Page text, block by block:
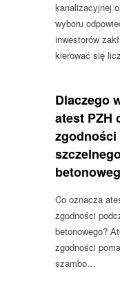
kanalizacyjnej
wyboru
inwestorów
kierować się
Dlaczego
atest PZH
Co oznacza
zgodności
betonowego?
zgodności
szambo…